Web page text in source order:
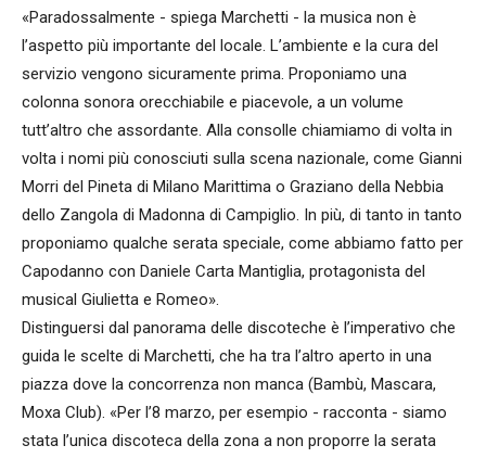
«Paradossalmente - spiega Marchetti - la musica non è
l’aspetto più importante del locale. L’ambiente e la cura del
servizio vengono sicuramente prima. Proponiamo una
colonna sonora orecchiabile e piacevole, a un volume
tutt’altro che assordante. Alla consolle chiamiamo di volta in
volta i nomi più conosciuti sulla scena nazionale, come Gianni
Morri del Pineta di Milano Marittima o Graziano della Nebbia
dello Zangola di Madonna di Campiglio. In più, di tanto in tanto
proponiamo qualche serata speciale, come abbiamo fatto per
Capodanno con Daniele Carta Mantiglia, protagonista del
musical Giulietta e Romeo».
Distinguersi dal panorama delle discoteche è l’imperativo che
guida le scelte di Marchetti, che ha tra l’altro aperto in una
piazza dove la concorrenza non manca (Bambù, Mascara,
Moxa Club). «Per l’8 marzo, per esempio - racconta - siamo
stata l’unica discoteca della zona a non proporre la serata